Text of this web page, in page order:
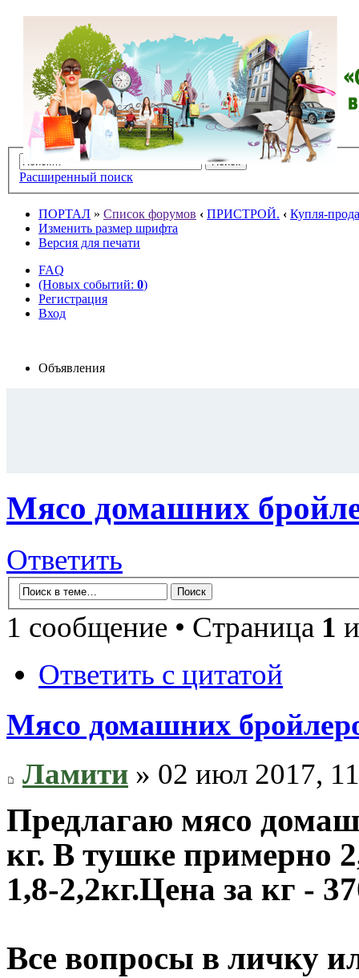
Расширенный поиск
ПОРТАЛ » Список форумов ‹ ПРИСТРОЙ. ‹ Купля-
Изменить размер шрифта
Версия для печати
FAQ
(Новых событий: 0)
Регистрация
Вход
Объявления
Мясо домашних
Ответить
1 сообщение • Страница 1
Ответить с цитатой
Мясо домашних
Ламити » 02 июл 2017,
Предлагаю мясо
кг. В тушке примерно
1,8-2,2кг.Цена за кг -
Все вопросы в личку